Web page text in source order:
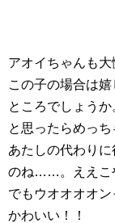
アオイちゃんも大
この子の場合は
ところでしょうか
と思ったらめっ
あたしの代わり
のね……。ええこ
でもウオオオオ
かわいい！！